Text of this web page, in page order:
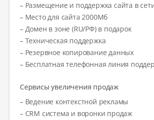
– Размещение и поддержка сайта в
– Место для сайта 2000Мб
– Домен в зоне (RU/РФ) в подарок
– Техническая поддержка
– Резервное копирование данных
– Бесплатная телефонная линия
Сервисы увеличения продаж
– Ведение контекстной рекламы
– CRM система и воронки продаж